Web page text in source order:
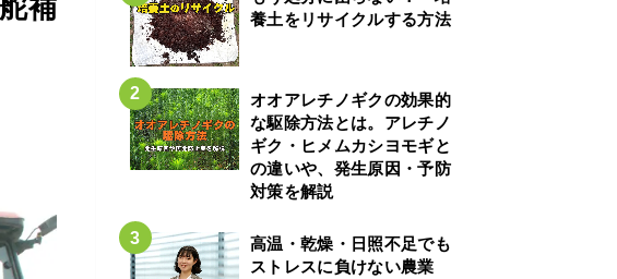
補
養土をリサイクルする方法
オオアレチノギクの効果的
な駆除方法とは。アレチノ
ギク・ヒメムカシヨモギと
の違いや、発生原因・予防
対策を解説
高温・乾燥・日照不足でも
ストレスに負けない農業